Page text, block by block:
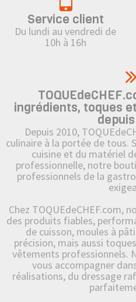
Service client
Du lundi au vendredi de
10h à 16h
ingrédients, toques
Depuis 2010,
culinaire à la portée de tous.
cuisine et du matériel
professionnelle, notre
professionnels de la
Chez TOQUEdeCHEF.com,
des produits fiables,
de cuisson, moules à
précision, mais aussi
vêtements professionnels.
vous accompagner
réalisations, du dressage